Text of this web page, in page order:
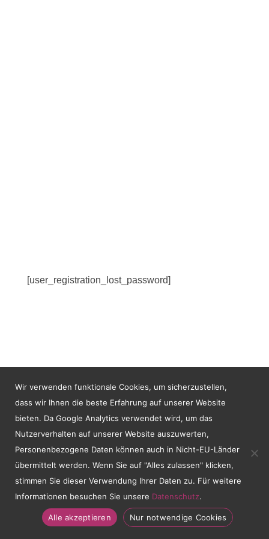
[user_registration_lost_password]
Wir verwenden funktionale Cookies, um sicherzustellen,
dass wir Ihnen die beste Erfahrung auf unserer Website
bieten. Da Google Analytics verwendet wird, um das
Nutzerverhalten auf unserer Website auszuwerten,
Personenbezogene Daten können auch in Nicht-EU-Länder
übermittelt werden. Wenn Sie auf "Alles zulassen" klicken,
stimmen Sie dieser Verwendung Ihrer Daten zu. Für weitere
Informationen besuchen Sie unsere Datenschutz.
Alle akzeptieren Nur notwendige Cookies